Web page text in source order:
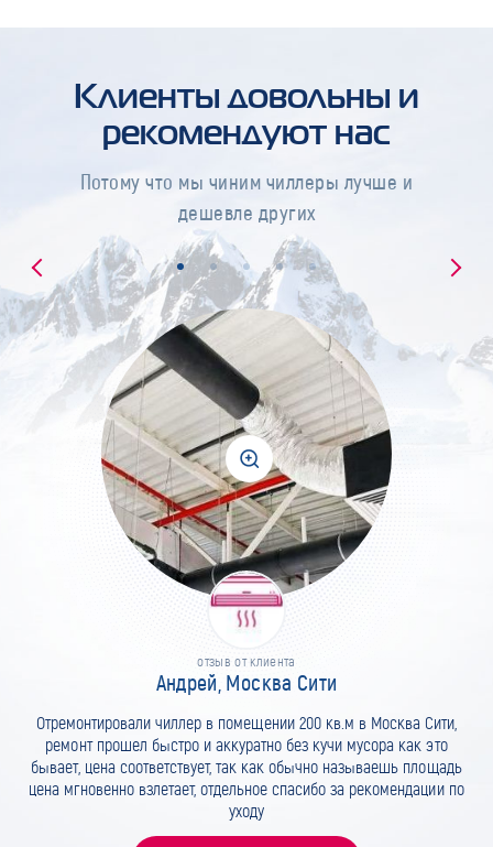
Клиенты довольны и
рекомендуют нас
Потому что мы чиним чиллеры лучше и
дешевле других
отзыв от клиента
Андрей, Москва Сити
Отремонтировали чиллер в помещении 200 кв.м в Москва Сити,
ремонт прошел быстро и аккуратно без кучи мусора как это
бывает, цена соответствует, так как обычно называешь площадь
цена мгновенно взлетает, отдельное спасибо за рекомендации по
уходу